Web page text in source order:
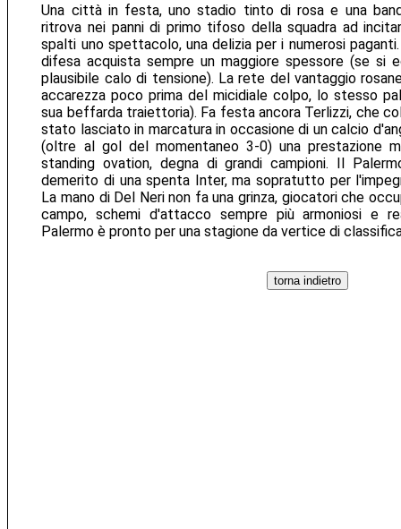
Una città in festa, uno stadio tinto di rosa e una
ritrova nei panni di primo tifoso della squadra ad
spalti uno spettacolo, una delizia per i numerosi
difesa acquista sempre un maggiore spessore (se si
plausibile calo di tensione). La rete del vantaggio
accarezza poco prima del micidiale colpo, lo stesso
sua beffarda traiettoria). Fa festa ancora Terlizzi, che
stato lasciato in marcatura in occasione di un calcio
(oltre al gol del momentaneo 3-0) una prestazione
standing ovation, degna di grandi campioni. Il
demerito di una spenta Inter, ma sopratutto per
La mano di Del Neri non fa una grinza, giocatori che
campo, schemi d'attacco sempre più armoniosi e
Palermo è pronto per una stagione da vertice di